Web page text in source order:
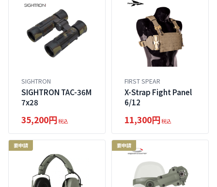
SIGHTRON
SIGHTRON TAC-36M
7x28
35,200円税込
FIRST SPEAR
X-Strap Fight Panel
6/12
11,300円税込
要申請 要申請